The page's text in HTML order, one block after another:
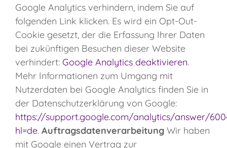
Google Analytics verhindern, indem Sie auf
folgenden Link klicken. Es wird ein Opt-Out-
Cookie gesetzt, der die Erfassung Ihrer Daten
bei zukünftigen Besuchen dieser Website
verhindert: Google Analytics deaktivieren.
Mehr Informationen zum Umgang mit
Nutzerdaten bei Google Analytics finden Sie in
der Datenschutzerklärung von Google:
https://support.google.com/analytics/answer/
hl=de. Auftragsdatenverarbeitung Wir haben
mit Google einen Vertrag zur